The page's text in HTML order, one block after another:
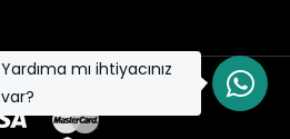
Yardıma mı ihtiyacınız
var?